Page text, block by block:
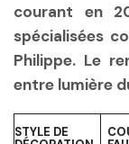
courant en
spécialisées
Philippe. Le
entre lumière
STYLE DE